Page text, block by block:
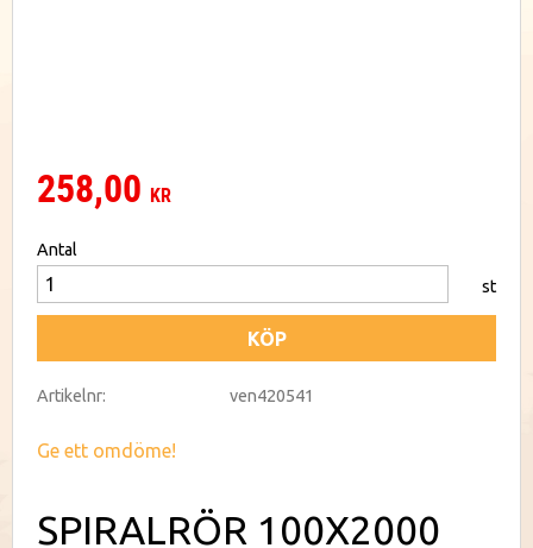
258,00 KR
Antal
st
KÖP
Artikelnr ven420541
Ge ett omdöme!
SPIRALRÖR 100X2000